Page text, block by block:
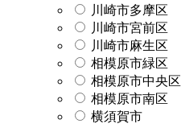
川崎市多摩区
川崎市宮前区
川崎市麻生区
相模原市緑区
相模原市中央区
相模原市南区
横須賀市